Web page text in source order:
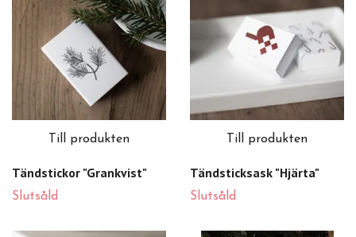
Till produkten
Tändstickor "Grankvist"
Slutsåld
Till produkten
Tändsticksask "Hjärta"
Slutsåld